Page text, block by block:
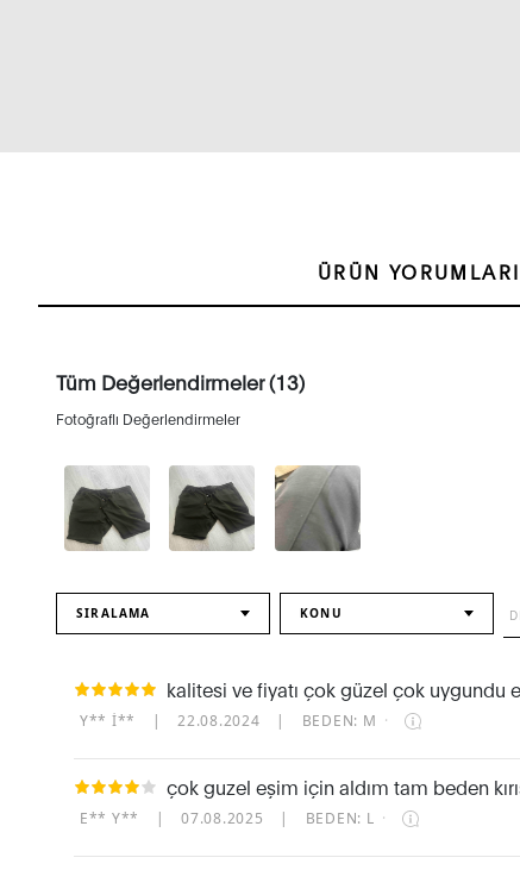
ÜRÜN YORUMLARI
Tüm Değerlendirmeler (13)
Fotoğraflı Değerlendirmeler
SIRALAMA KONU
kalitesi ve fiyatı çok güzel çok uygundu
Y** I** | 22.08.2024 | BEDEN: M ·
çok guzel eşim için aldım tam beden
E** Y** | 07.08.2025 | BEDEN: L ·